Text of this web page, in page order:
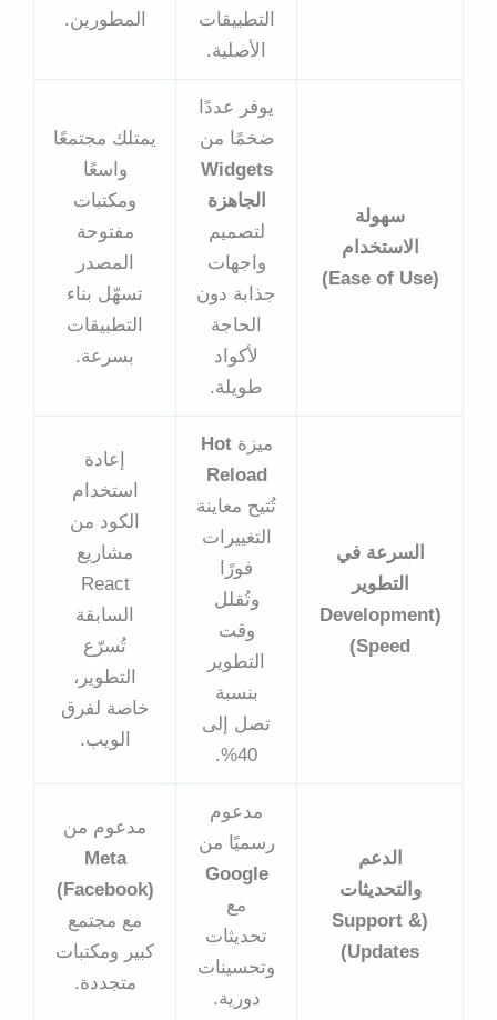
التطبيقات
الأصلية.
المطورين.
سهولة
الاستخدام
(Ease of Use)
يوفر عددًا
ضخمًا من
Widgets
الجاهزة
لتصميم
واجهات
جذابة دون
الحاجة
لأكواد
طويلة.
يمتلك مجتمعًا
واسعًا
ومكتبات
مفتوحة
المصدر
تسهّل بناء
التطبيقات
بسرعة.
السرعة في
التطوير
(Development
Speed)
ميزةHot
Reload
تُتيح معاينة
التغييرات
فورًا
وتُقلل
وقت
التطوير
بنسبة
تصل إلى
40%.
إعادة
استخدام
الكود من
مشاريع
React
السابقة
تُسرّع
التطوير،
خاصة لفرق
الويب.
الدعم
والتحديثات
(Support &
Updates)
مدعوم
رسميًا من
Google
مع
تحديثات
وتحسينات
دورية.
مدعوم من
Meta
(Facebook)
مع مجتمع
كبير ومكتبات
متجددة.